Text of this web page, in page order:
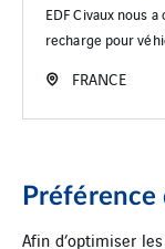
EDF Civaux nous
recharge pour
FRANCE
Préférence
Afin d’optimiser